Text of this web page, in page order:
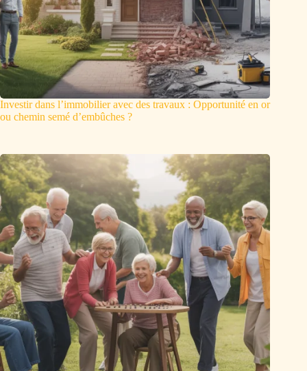
Investir dans l’immobilier avec des travaux : Opportunité en or
ou chemin semé d’embûches ?